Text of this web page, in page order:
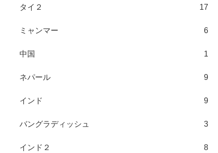
タイ２ 17
ミャンマー 6
中国 1
ネパール 9
インド 9
バングラディッシュ 3
インド２ 8